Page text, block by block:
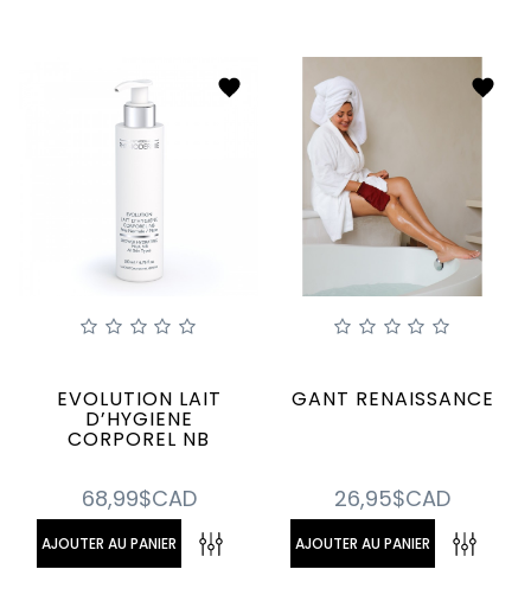
EVOLUTION LAIT
D’HYGIENE
CORPOREL NB
68,99$CAD
AJOUTER AU PANIER
GANT RENAISSANCE
26,95$CAD
AJOUTER AU PANIER